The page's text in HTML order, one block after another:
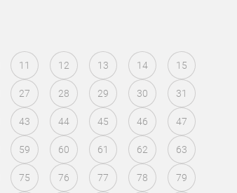
11 12 13 14 15
27 28 29 30 31
43 44 45 46 47
59 60 61 62 63
75 76 77 78 79